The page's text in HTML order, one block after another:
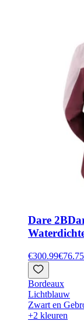
Dare 2B
€300.99€76.75
Bordeaux
Lichtblauw
Zwart en
+2 kleuren